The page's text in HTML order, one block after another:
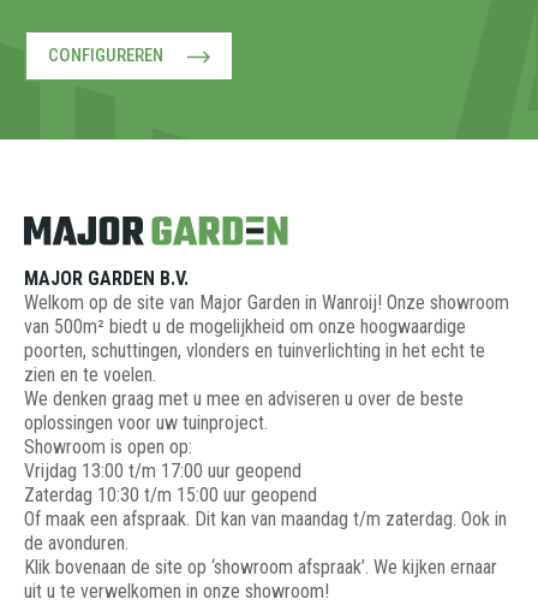
CONFIGUREREN
MAJOR GARDEN B.V.
Welkom op de site van Major Garden in Wanroij! Onze showroom
van 500m² biedt u de mogelijkheid om onze hoogwaardige
poorten, schuttingen, vlonders en tuinverlichting in het echt te
zien en te voelen.
We denken graag met u mee en adviseren u over de beste
oplossingen voor uw tuinproject.
Showroom is open op:
Vrijdag 13:00 t/m 17:00 uur geopend
Zaterdag 10:30 t/m 15:00 uur geopend
Of maak een afspraak. Dit kan van maandag t/m zaterdag. Ook in
de avonduren.
Klik bovenaan de site op ‘showroom afspraak’. We kijken ernaar
uit u te verwelkomen in onze showroom!